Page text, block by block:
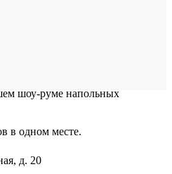
шоу-руме напольных
в одном месте.
д. 20